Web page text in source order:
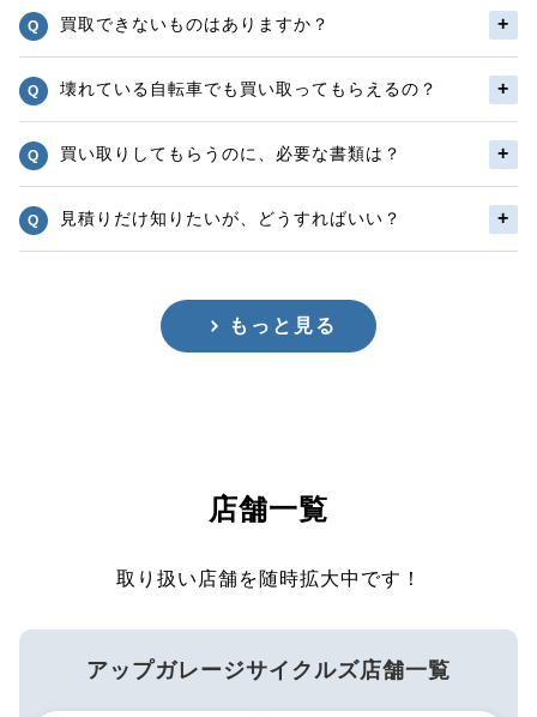
買取できないものはありますか？
壊れている自転車でも買い取ってもらえるの？
買い取りしてもらうのに、必要な書類は？
見積りだけ知りたいが、どうすればいい？
もっと見る
店舗一覧
取り扱い店舗を随時拡大中です！
アップガレージサイクルズ店舗一覧